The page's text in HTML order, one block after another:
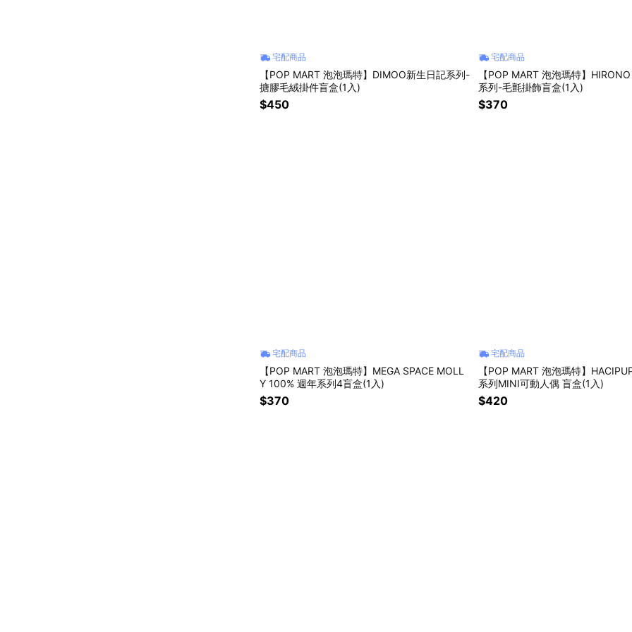
宅配商品
【POP MART 泡泡瑪特】DIMOO新生日記系列-
搪膠毛絨掛件盲盒(1入)
$450
宅配商品
【POP MART 泡泡瑪特】
系列-毛氈掛飾盲盒(1入)
$370
宅配商品
【POP MART 泡泡瑪特】MEGA SPACE MOLL
Y 100% 週年系列4盲盒(1入)
$370
宅配商品
【POP MART 泡泡瑪特】
系列MINI可動人偶 盲盒(1入)
$420